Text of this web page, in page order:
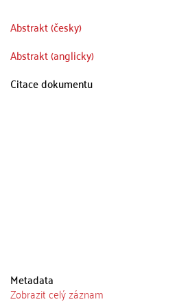
Abstrakt (česky)
Abstrakt (anglicky)
Citace dokumentu
Metadata
Zobrazit celý záznam